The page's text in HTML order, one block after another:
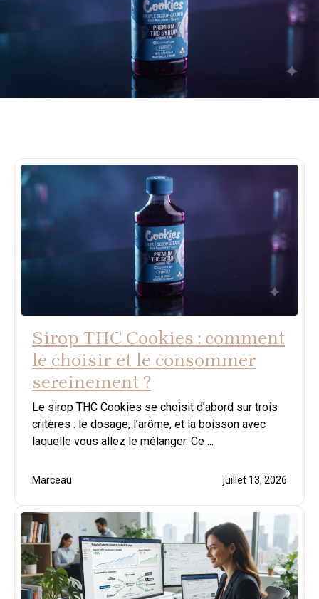
Sirop THC Cookies : comment
le choisir et le consommer
sereinement ?
Le sirop THC Cookies se choisit d’abord sur trois
critères : le dosage, l’arôme, et la boisson avec
laquelle vous allez le mélanger. Ce ...
Marceau juillet 13, 2026